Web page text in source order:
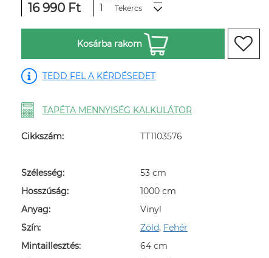
16 990 Ft Tekercs
Kosárba rakom
TEDD FEL A KÉRDÉSEDET
TAPÉTA MENNYISÉG KALKULÁTOR
Cikkszám: TT1103576
Szélesség:
53 cm
Hosszúság:
1000 cm
Anyag:
Vinyl
Szín:
Zöld, Fehér
Mintaillesztés:
64 cm